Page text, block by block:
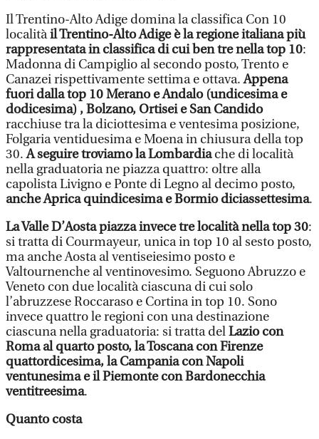
Il Trentino-Alto Adige domina la classifica Con 10
localitàil Trentino-Alto Adige è la regione italiana più
rappresentata in classifica di cui ben tre nella top 10:
Madonna di Campiglio al secondo posto, Trento e
Canazei rispettivamente settima e ottava.Appena
fuori dalla top 10 Merano e Andalo (undicesima e
dodicesima) , Bolzano, Ortisei e San Candido
racchiuse tra la diciottesima e ventesima posizione,
Folgaria ventiduesima e Moena in chiusura della top
30.A seguire troviamo la Lombardiache di località
nella graduatoria ne piazza quattro: oltre alla
capolista Livigno e Ponte di Legno al decimo posto,
anche Aprica quindicesima e Bormio diciassettesima.
La Valle D’Aosta piazza invece tre località nella top 30:
si tratta di Courmayeur, unica in top 10 al sesto posto,
ma anche Aosta al ventiseiesimo posto e
Valtournenche al ventinovesimo. Seguono Abruzzo e
Veneto con due località ciascuna di cui solo
l’abruzzese Roccaraso e Cortina in top 10. Sono
invece quattro le regioni con una destinazione
ciascuna nella graduatoria: si tratta delLazio con
Roma al quarto posto, la Toscana con Firenze
quattordicesima, la Campania con Napoli
ventunesima e il Piemonte con Bardonecchia
ventitreesima.
Quanto costa